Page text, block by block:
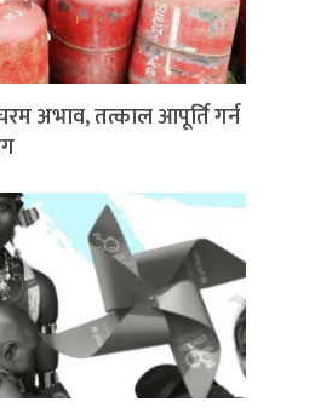
अभाव, तत्काल आपूर्ति गर्न